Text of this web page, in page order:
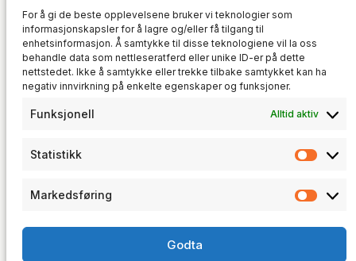
For å gi de beste opplevelsene bruker vi teknologier som
informasjonskapsler for å lagre og/eller få tilgang til
enhetsinformasjon. Å samtykke til disse teknologiene vil la oss
behandle data som nettleseratferd eller unike ID-er på dette
nettstedet. Ikke å samtykke eller trekke tilbake samtykket kan ha
negativ innvirkning på enkelte egenskaper og funksjoner.
Funksjonell Alltid aktiv
Statistikk
Markedsføring
Godta
adgangskontroll. Systemet er bygget
for en spesifikk kunde, men er
fleksibelt nok til å tilpasses ulike
bransjer med medlemsbaserte
tjenester. Arkitektur og teknologi
Systemet er utviklet i PHP med MySQL
som database. Arkitekturen er
utvidelse. Kjernefunksjoner…
Automasjon Betalingsløsninger ,
Kundeprosjekter , Sikkerhet ,
Systemadministrasjon, Systemutvikling ,
Tekniske løsninger